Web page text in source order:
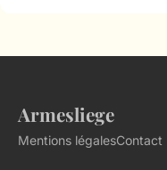
Armesliege
Mentions légalesContact